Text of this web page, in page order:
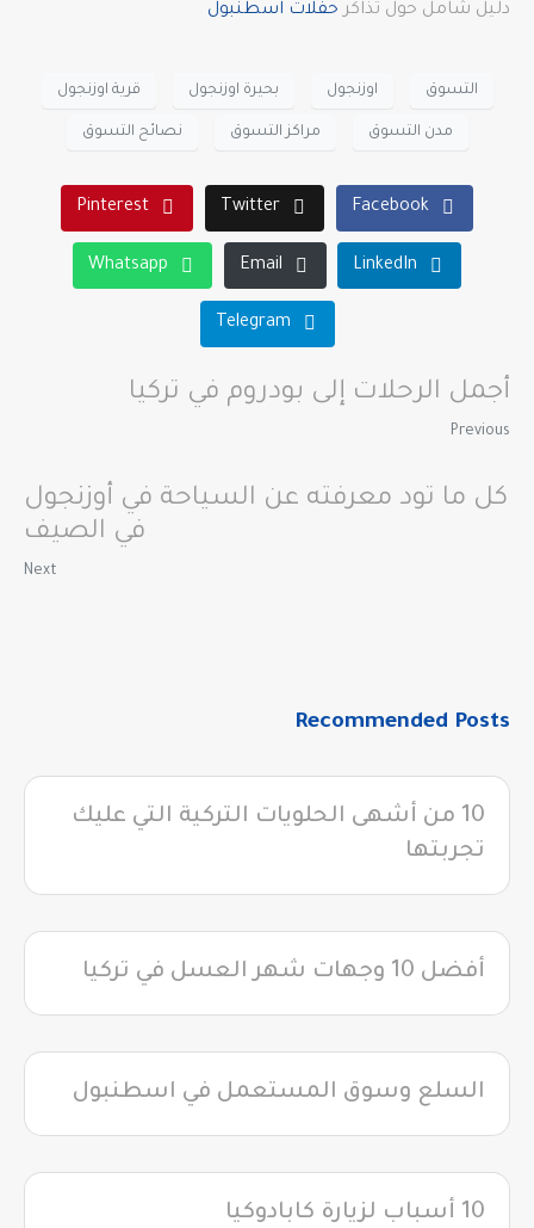
دليل شامل حول تذاكر حفلات اسطنبول
التسوق اوزنجول بحيرة اوزنجول قرية اوزنجول
مدن التسوق مراكز التسوق نصائح التسوق
Facebook
Twitter
Pinterest
LinkedIn
Email
Whatsapp
Telegram
أجمل الرحلات إلى بودروم في تركيا
Previous
كل ما تود معرفته عن السياحة في أوزنجول
في الصيف
Next
Recommended Posts
10 من أشهى الحلويات التركية التي عليك
تجربتها
أفضل 10 وجهات شهر العسل في تركيا
السلع وسوق المستعمل في اسطنبول
10 أسباب لزيارة كابادوكيا